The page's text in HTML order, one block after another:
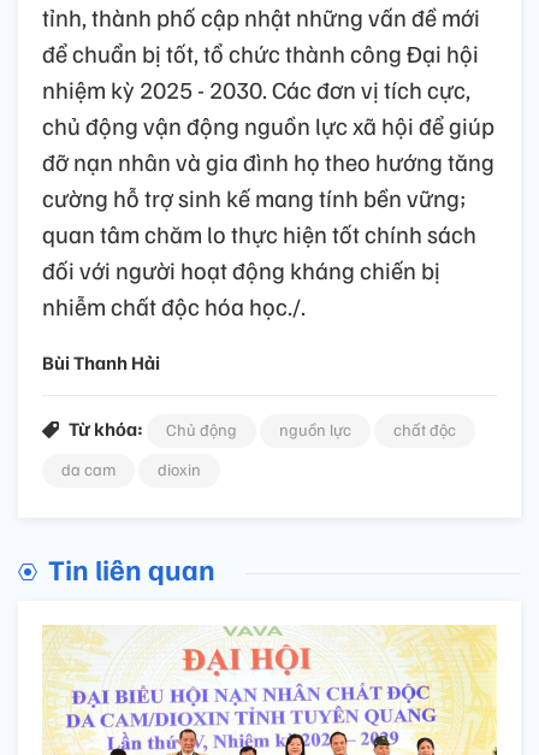
tỉnh, thành phố cập nhật những vấn đề mới
để chuẩn bị tốt, tổ chức thành công Đại hội
nhiệm kỳ 2025 - 2030. Các đơn vị tích cực,
chủ động vận động nguồn lực xã hội để giúp
đỡ nạn nhân và gia đình họ theo hướng tăng
cường hỗ trợ sinh kế mang tính bền vững;
quan tâm chăm lo thực hiện tốt chính sách
đối với người hoạt động kháng chiến bị
nhiễm chất độc hóa học./.
Bùi Thanh Hải
Từ khóa: Chủ động nguồn lực
chất độc
da cam
dioxin
Tin liên quan